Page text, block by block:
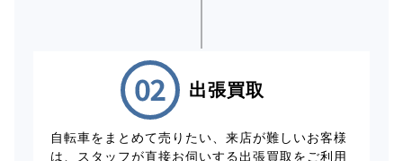
出張買取
自転車をまとめて売りたい、来店が難しいお客様
は、スタッフが直接お伺いする出張買取をご利用